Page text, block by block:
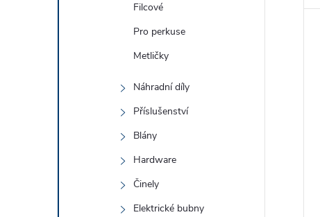
Filcové
Pro perkuse
Metličky
Náhradní díly
Příslušenství
Blány
Hardware
Činely
Elektrické bubny